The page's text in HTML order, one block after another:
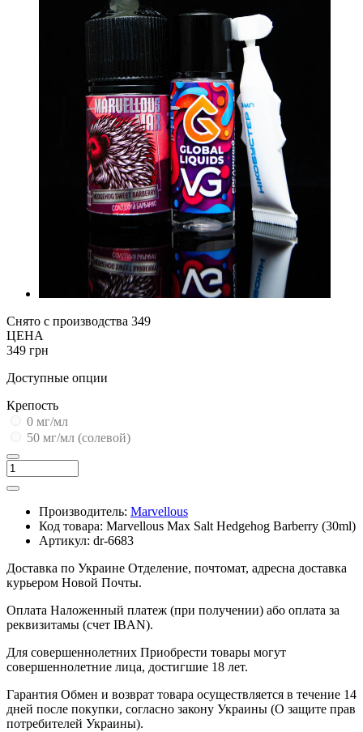
Снято с производства 349
ЦЕНА
349 грн
Доступные опции
Крепость
0 мг/мл
50 мг/мл (солевой)
Производитель: Marvellous
Код товара: Marvellous Max Salt Hedgehog Barberry (30ml)
Артикул: dr-6683
Доставка по Украине Отделение, почтомат, адресна доставка
курьером Новой Почты.
Оплата Наложенный платеж (при получении) або оплата за
реквизитамы (счет IBAN).
Для совершеннолетних Приобрести товары могут
совершеннолетние лица, достигшие 18 лет.
Гарантия Обмен и возврат товара осуществляется в течение 14
дней после покупки, согласно закону Украины (О защите прав
потребителей Украины).